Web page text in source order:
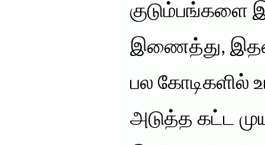
குடும்பங்களை
இணைத்து,
பல கோடிகளில்
அடுத்த கட்ட